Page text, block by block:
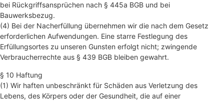
bei Rückgriffsansprüchen nach § 445a BGB und bei
Bauwerksbezug.
(4) Bei der Nacherfüllung übernehmen wir die nach dem Gesetz
erforderlichen Aufwendungen. Eine starre Festlegung des
Erfüllungsortes zu unseren Gunsten erfolgt nicht; zwingende
Verbraucherrechte aus § 439 BGB bleiben gewahrt.
§ 10 Haftung
(1) Wir haften unbeschränkt für Schäden aus Verletzung des
Lebens, des Körpers oder der Gesundheit, die auf einer